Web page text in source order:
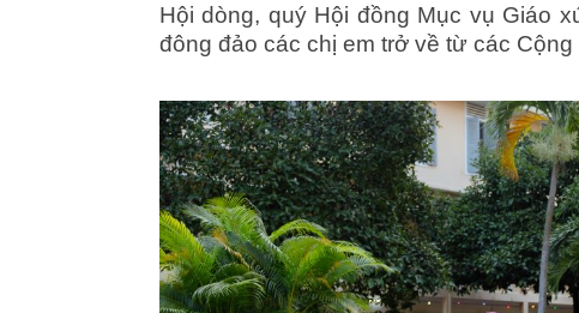
Hội dòng, quý Hội đồng Mục vụ Giáo
đông đảo các chị em trở về từ các Cộng